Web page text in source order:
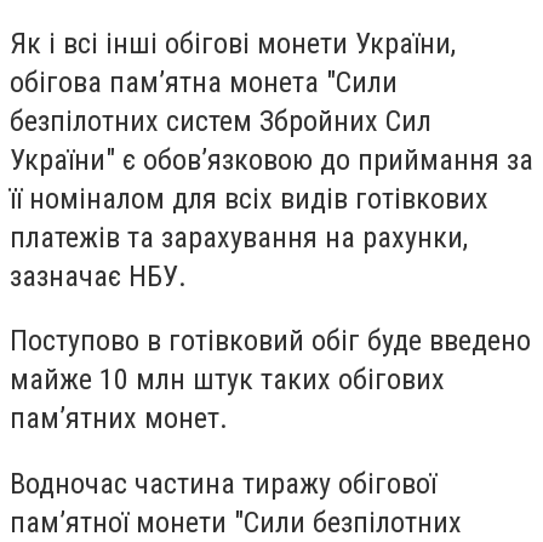
Як і всі інші обігові монети України,
обігова пам’ятна монета "Сили
безпілотних систем Збройних Сил
України" є обов’язковою до приймання за
її номіналом для всіх видів готівкових
платежів та зарахування на рахунки,
зазначає НБУ.
Поступово в готівковий обіг буде введено
майже 10 млн штук таких обігових
пам’ятних монет.
Водночас частина тиражу обігової
пам’ятної монети "Сили безпілотних